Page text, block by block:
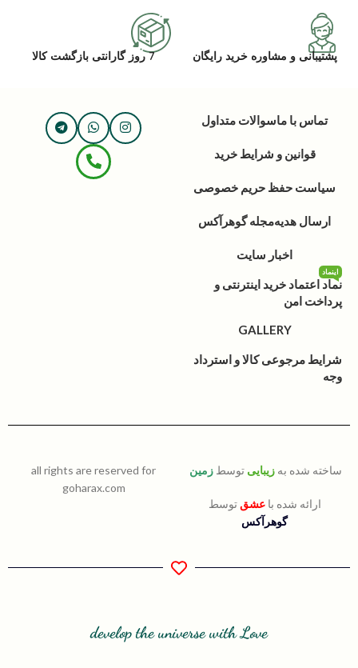
پشتیبانی و مشاوره خرید رایگان 7 روز گارانتی بازگشت کالا
تماس با ماسوالات متداول
قوانین و شرایط خرید
سیاست حفظ حریم خصوصی
ارسال هدیهمجله گوهرآکس
اخبار سایت
نماد اعتماد خرید اینترنتی و
پرداخت امن
اینماد
GALLERY
شرایط مرجوعی کالا و استرداد
وجه
ساخته شده به زیبایی توسط زمین
ارائه شده باعشق توسط
گوهرآکس
all rights are reserved for
goharax.com
develop the universe with Love